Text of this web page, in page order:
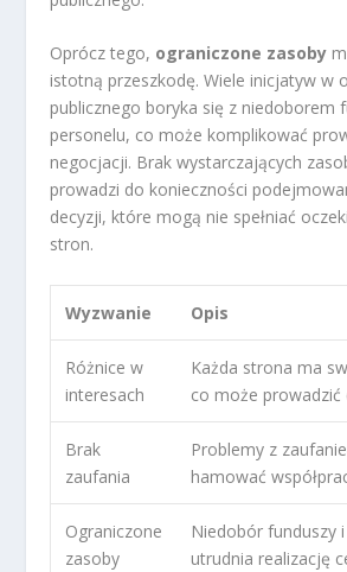
Oprócz tego, ograniczone zasoby
istotną przeszkodę. Wiele inicjatyw w
publicznego boryka się z niedoborem
personelu, co może komplikować
negocjacji. Brak wystarczających
prowadzi do konieczności
decyzji, które mogą nie spełniać
stron.
Wyzwanie Opis
Różnice w
interesach
Każda strona ma
co może
Brak
zaufania
Problemy z
hamować
Ograniczone
zasoby
Niedobór funduszy
utrudnia realizację